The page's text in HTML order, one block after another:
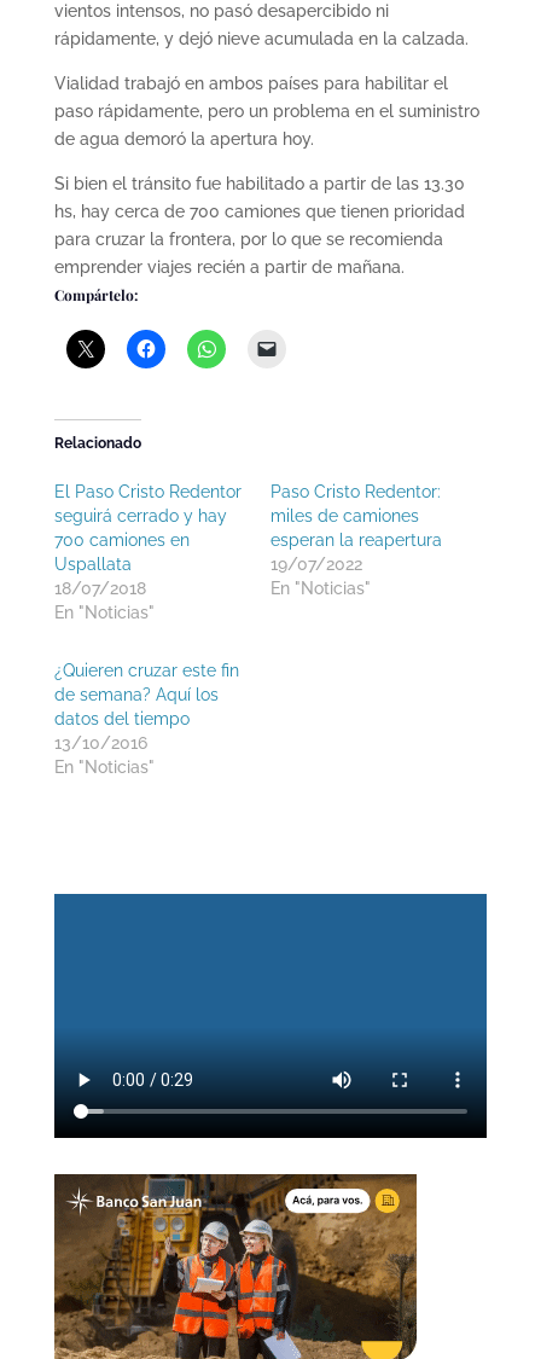
vientos intensos, no pasó desapercibido ni
rápidamente, y dejó nieve acumulada en la calzada.
Vialidad trabajó en ambos países para habilitar el
paso rápidamente, pero un problema en el suministro
de agua demoró la apertura hoy.
Si bien el tránsito fue habilitado a partir de las 13.30
hs, hay cerca de 700 camiones que tienen prioridad
para cruzar la frontera, por lo que se recomienda
emprender viajes recién a partir de mañana.
Compártelo:
Relacionado
El Paso Cristo Redentor
seguirá cerrado y hay
700 camiones en
Uspallata
18/07/2018
En "Noticias"
Paso Cristo Redentor:
miles de camiones
esperan la reapertura
19/07/2022
En "Noticias"
¿Quieren cruzar este fin
de semana? Aquí los
datos del tiempo
13/10/2016
En "Noticias"